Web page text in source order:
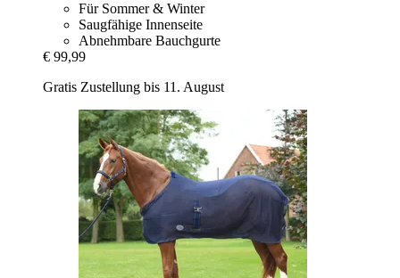
Für Sommer & Winter
Saugfähige Innenseite
Abnehmbare Bauchgurte
€ 99,99
Gratis Zustellung bis 11. August